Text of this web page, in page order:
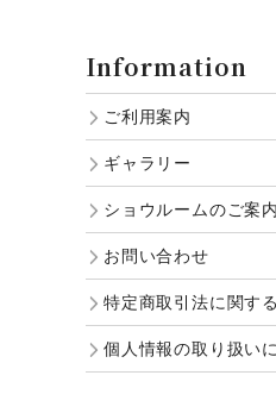
Information
ご利用案内
ギャラリー
ショウルームのご案内
お問い合わせ
特定商取引法に関す
個人情報の取り扱い